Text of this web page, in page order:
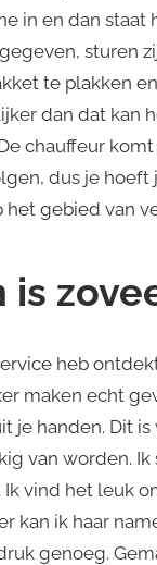
in en dan staat
sturen
te plakken
dan dat kan
chauffeur
dus je
gebied van
is
heb
maken echt
je handen. Dit
van worden.
Ik vind het leuk
kan ik haar
genoeg.